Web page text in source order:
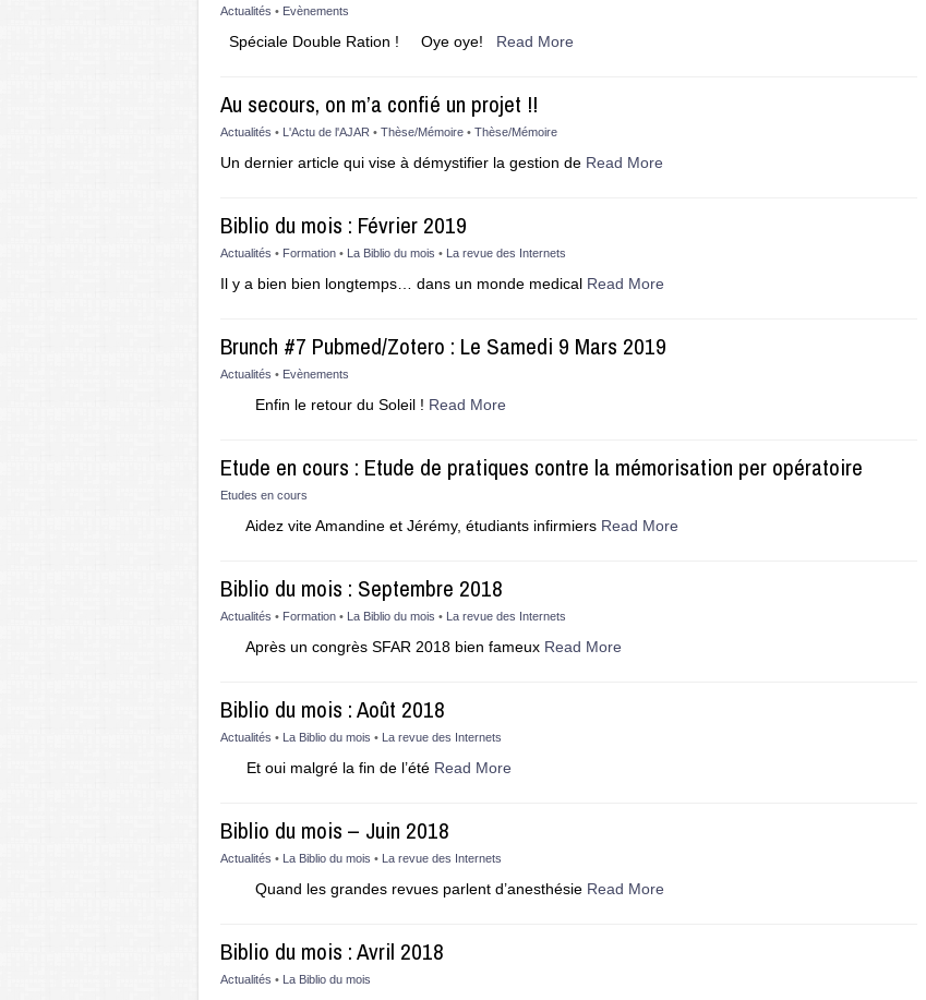
Actualités • Evènements
Spéciale Double Ration ! Oye oye! Read More
Au secours, on m’a confié un projet !!
Actualités • L'Actu de l'AJAR • Thèse/Mémoire • Thèse/Mémoire
Un dernier article qui vise à démystifier la gestion de Read More
Biblio du mois : Février 2019
Actualités • Formation • La Biblio du mois • La revue des Internets
Il y a bien bien longtemps… dans un monde medical Read More
Brunch #7 Pubmed/Zotero : Le Samedi 9 Mars 2019
Actualités • Evènements
Enfin le retour du Soleil ! Read More
Etude en cours : Etude de pratiques contre la mémorisation per opératoire
Etudes en cours
Aidez vite Amandine et Jérémy, étudiants infirmiers Read More
Biblio du mois : Septembre 2018
Actualités • Formation • La Biblio du mois • La revue des Internets
Après un congrès SFAR 2018 bien fameux Read More
Biblio du mois : Août 2018
Actualités • La Biblio du mois • La revue des Internets
Et oui malgré la fin de l’été Read More
Biblio du mois – Juin 2018
Actualités • La Biblio du mois • La revue des Internets
Quand les grandes revues parlent d’anesthésie Read More
Biblio du mois : Avril 2018
Actualités • La Biblio du mois